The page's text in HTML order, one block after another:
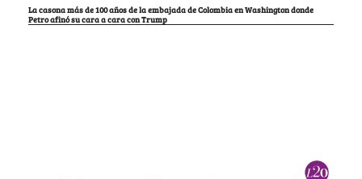
La casona más de 100 años de la embajada de Colombia en Washington donde
Petro afinó su cara a cara con Trump